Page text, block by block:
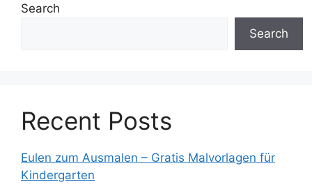
Search
Search
Recent Posts
Eulen zum Ausmalen – Gratis Malvorlagen für
Kindergarten